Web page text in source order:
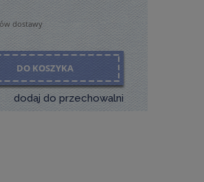
dostawy
DO KOSZYKA
dodaj do przechowalni